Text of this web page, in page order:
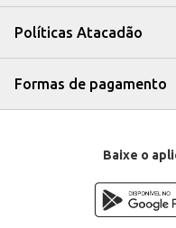
Experimente borrifar o
extra de frescor.
Com o Odorizante de Roupa
Políticas Atacadão
Formas de pagamento
Baixe o